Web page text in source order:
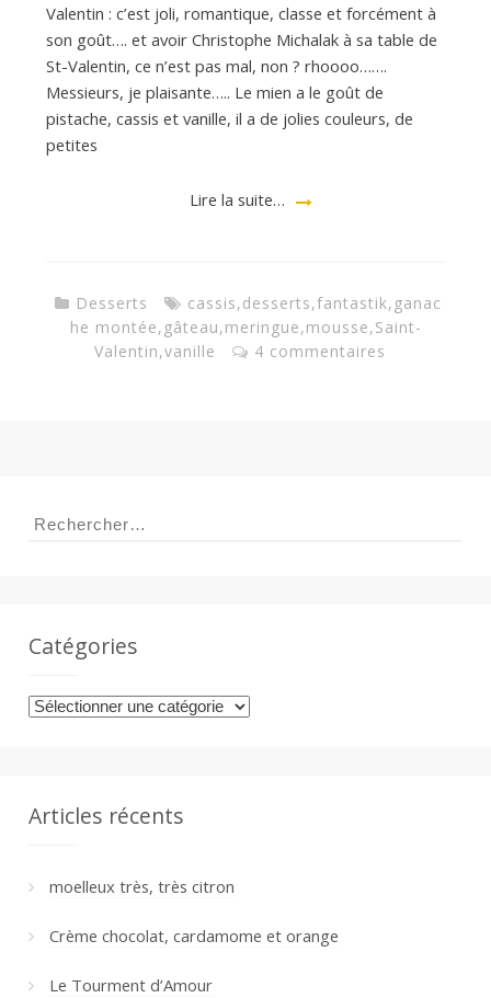
Valentin : c’est joli, romantique, classe et forcément à
son goût…. et avoir Christophe Michalak à sa table de
St-Valentin, ce n’est pas mal, non ? rhoooo…….
Messieurs, je plaisante….. Le mien a le goût de
pistache, cassis et vanille, il a de jolies couleurs, de
petites
Lire la suite…
Desserts cassis,desserts,fantastik, ganac
he montée, gâteau,meringue,mousse,Saint-
Valentin,vanille 4 commentaires
Rechercher :
Catégories
Catégories
Articles récents
moelleux très, très citron
Crème chocolat, cardamome et orange
Le Tourment d’Amour